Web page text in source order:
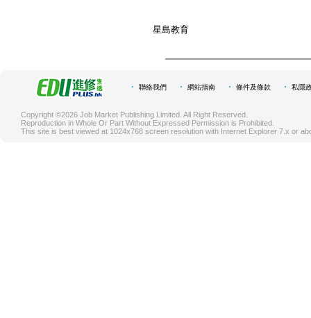
星島教育
聯絡我們 網站指南 條件及條款 私隱
Copyright ©2026 Job Market Publishing Limited. All Right Reserved.
Reproduction in Whole Or Part Without Expressed Permission is Prohibited.
This site is best viewed at 1024x768 screen resolution with Internet Explorer 7.x or